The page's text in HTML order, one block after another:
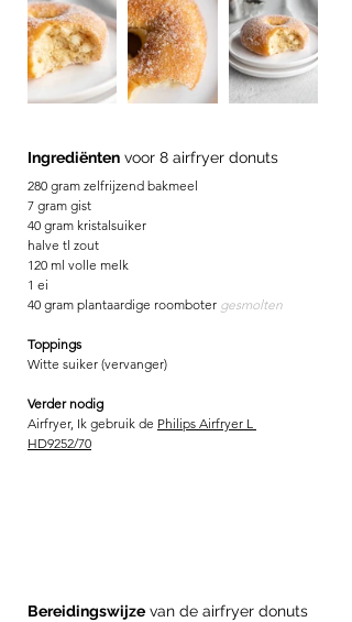
Ingrediënten voor 8 airfryer donuts
280 gram zelfrijzend bakmeel
7 gram gist
40 gram kristalsuiker
halve tl zout
120 ml volle melk
1 ei
40 gram plantaardige roomboter gesmolten
Toppings
Witte suiker (vervanger)
Verder nodig
Airfryer, Ik gebruik de Philips Airfryer L
HD9252/70
Bereidingswijze van de airfryer donuts